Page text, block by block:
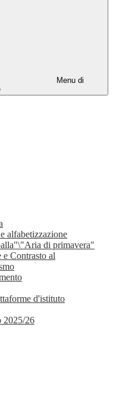
Menu di
alfabetizzazione
di primavera"
Contrasto al
d'istituto
2025/26